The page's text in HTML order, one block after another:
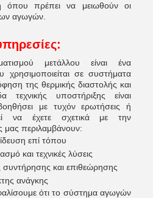
όπου πρέπει να μειωθούν οι
αγωγών.
μετάλλου είναι ένα
χρησιμοποιείται σε συστήματα
της θερμικής διαστολής και
υποστήριξης είναι
με τυχόν ερωτήσεις ή
να έχετε σχετικά με την
μας περιλαμβάνουν:
επί τόπου
και τεχνικές λύσεις
συντήρησης και επιθεώρησης
ανάγκης
ότι το σύστημα αγωγών